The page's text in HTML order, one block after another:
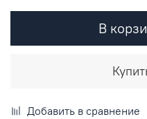
В
Добавить в сравнение